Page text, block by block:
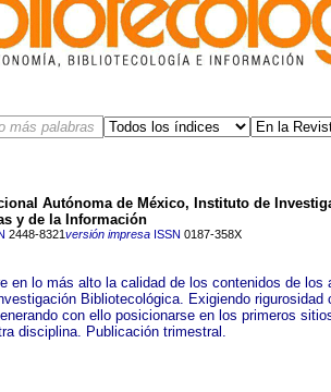
Autónoma de México, Instituto de
y de la Información
2448-8321versión impresaISSN 0187-358X
en lo más alto la calidad de los contenidos de los
Bibliotecológica. Exigiendo rigurosidad
con ello posicionarse en los primeros
disciplina. Publicación trimestral.